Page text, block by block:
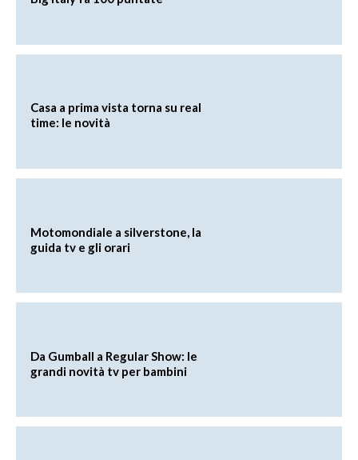
Casa a prima vista torna su real
time: le novità
Motomondiale a silverstone, la
guida tv e gli orari
Da Gumball a Regular Show: le
grandi novità tv per bambini